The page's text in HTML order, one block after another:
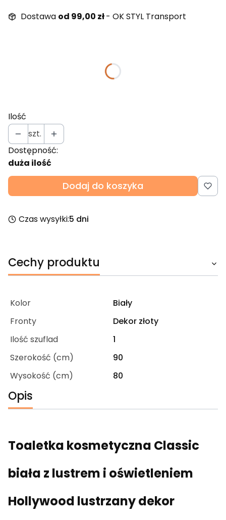
Dostawa od 99,00 zł- OK STYL Transport
Poszczególne warianty mogą różnić się ceną
Ilość
szt.
Dostępność:
duża ilość
Dodaj do koszyka
Czas wysyłki:5 dni
Cechy produktu
Kolor
Biały
Fronty
Dekor złoty
Ilość szuflad
1
Szerokość (cm)
90
Wysokość (cm)
80
Opis
Toaletka kosmetyczna Classic
biała z lustrem i oświetleniem
Hollywood lustrzany dekor